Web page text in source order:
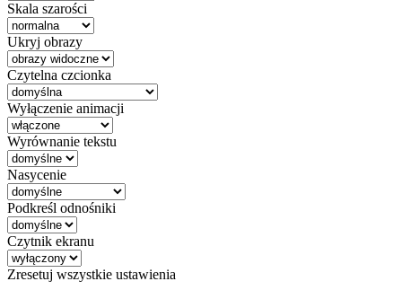
Skala szarości
Ukryj obrazy
Czytelna czcionka
Wyłączenie animacji
Wyrównanie tekstu
Nasycenie
Podkreśl odnośniki
Czytnik ekranu
Zresetuj wszystkie ustawienia